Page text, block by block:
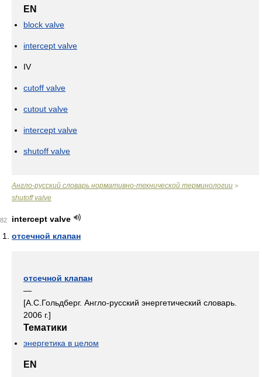
EN
block valve
intercept valve
IV
cutoff valve
cutout valve
intercept valve
shutoff valve
Англо-русский словарь нормативно-технической терминологии >
shutoff valve
82
intercept valve
отсечной клапан
отсечной клапан
—
[А.С.Гольдберг. Англо-русский энергетический словарь.
2006 г.]
Тематики
энергетика в целом
EN